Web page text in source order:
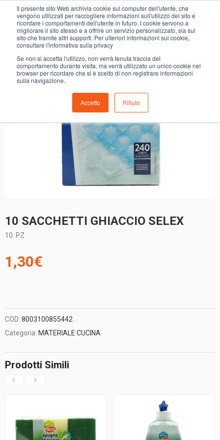
Il presente sito Web archivia cookie sul computer dell'utente, che
vengono utilizzati per raccogliere informazioni sull'utilizzo del sito e
ricordare i comportamenti dell'utente in futuro. I cookie servono a
migliorare il sito stesso e a offrire un servizio personalizzato, sia sul
sito che tramite altri supporti. Per ulteriori informazioni sui cookie,
consultare l'informativa sulla privacy
Se non si accetta l'utilizzo, non verrà tenuta traccia del
comportamento durante visita, ma verrà utilizzato un unico cookie nel
browser per ricordare che si è scelto di non registrare informazioni
sulla navigazione.
Accetto Rifiuto
10 SACCHETTI GHIACCIO SELEX
10 SACCHETTI GHIACCIO SELEX
10 PZ
1,30€
COD: 8003100855442
Categoria: MATERIALE CUCINA
Prodotti Simili